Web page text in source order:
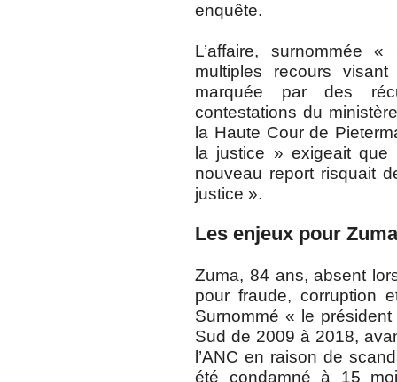
enquête.
L’affaire, surnommée
multiples recours
marquée par des
contestations du
la Haute Cour de
la justice » exigeait que
nouveau report risquait
justice ».
Les enjeux pour
Zuma, 84 ans, absent
pour fraude, corruption
Surnommé « le
Sud de 2009 à 2018,
l’ANC en raison de
été condamné à 15